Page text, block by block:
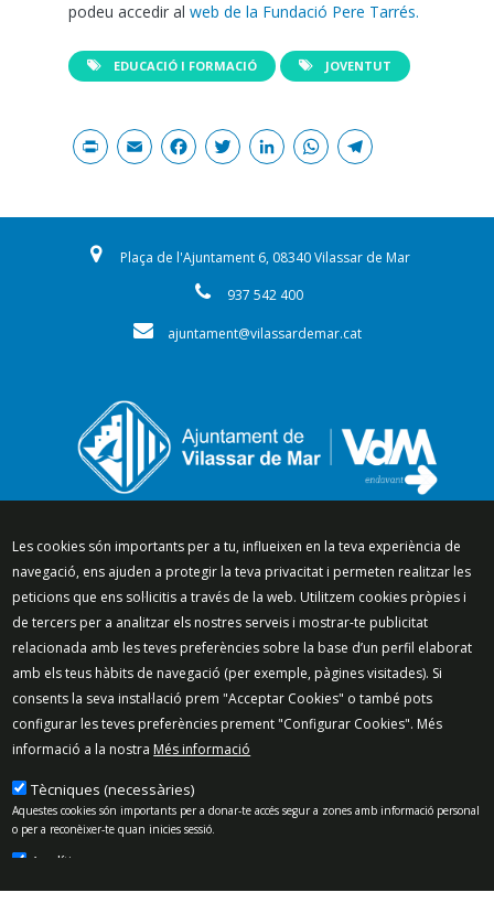
podeu accedir al web de la Fundació Pere Tarrés.
EDUCACIÓ I FORMACIÓ JOVENTUT
PrintEmailFacebook
Twitter
LinkedIn
Plaça de l'Ajuntament 6, 08340 Vilassar de Mar
937 542 400
ajuntament@vilassardemar.cat
Segueix-nos a:
Mapa del lloc
Política de Privacitat
Política de Xarxes Socials
Política de cookies
Protecció de dades
Avís legal
Contacte
Preguntes freqüents
© 2025 - Ajuntament de Vilassar de Mar
Les cookies són importants per a tu, influeixen en la teva experiència de
navegació, ens ajuden a protegir la teva privacitat i permeten realitzar les
peticions que ens sol·licitis a través de la web. Utilitzem cookies pròpies i
de tercers per a analitzar els nostres serveis i mostrar-te publicitat
relacionada amb les teves preferències sobre la base d’un perfil elaborat
amb els teus hàbits de navegació (per exemple, pàgines visitades). Si
consents la seva instal·lació prem "Acceptar Cookies" o també pots
configurar les teves preferències prement "Configurar Cookies". Més
informació a la nostra Més informació
Tècniques (necessàries)
Aquestes cookies són importants per a donar-te accés segur a zones amb informació personal
o per a reconèixer-te quan inicies sessió.
Analítiques